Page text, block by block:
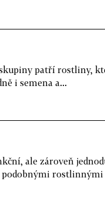
patří rostliny,
i semena a...
ale zároveň
rostlinnými